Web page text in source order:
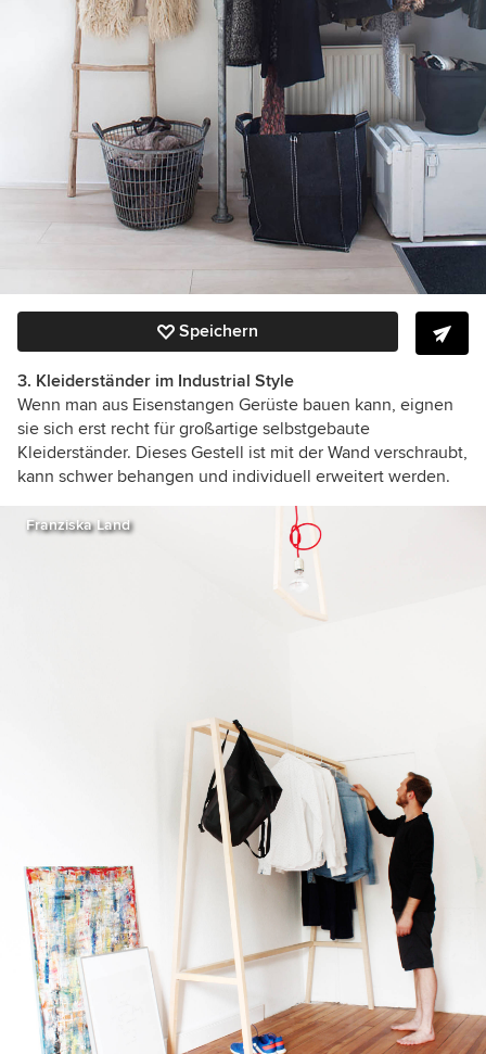
Speichern
3. Kleiderständer im Industrial Style
Wenn man aus Eisenstangen Gerüste bauen kann, eignen
sie sich erst recht für großartige selbstgebaute
Kleiderständer. Dieses Gestell ist mit der Wand verschraubt,
kann schwer behangen und individuell erweitert werden.
Franziska Land